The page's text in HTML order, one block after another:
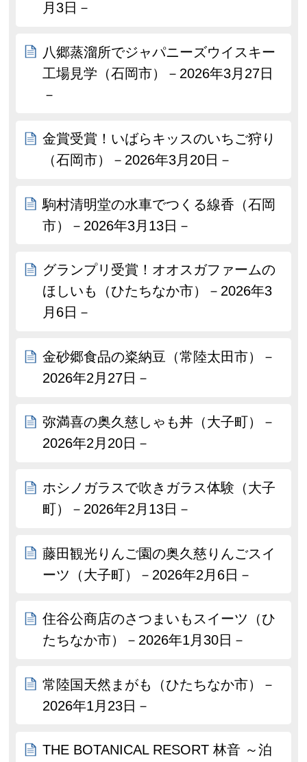
月3日－
八郷蒸溜所でジャパニーズウイスキー
工場見学（石岡市）－2026年3月27日
－
金賞受賞！いばらキッスのいちご狩り
（石岡市）－2026年3月20日－
駒村清明堂の水車でつくる線香（石岡
市）－2026年3月13日－
グランプリ受賞！オオスガファームの
ほしいも（ひたちなか市）－2026年3
月6日－
金砂郷食品の粢納豆（常陸太田市）－
2026年2月27日－
弥満喜の奥久慈しゃも丼（大子町）－
2026年2月20日－
ホシノガラスで吹きガラス体験（大子
町）－2026年2月13日－
藤田観光りんご園の奥久慈りんごスイ
ーツ（大子町）－2026年2月6日－
住谷公商店のさつまいもスイーツ（ひ
たちなか市）－2026年1月30日－
常陸国天然まがも（ひたちなか市）－
2026年1月23日－
THE BOTANICAL RESORT 林音 ～泊